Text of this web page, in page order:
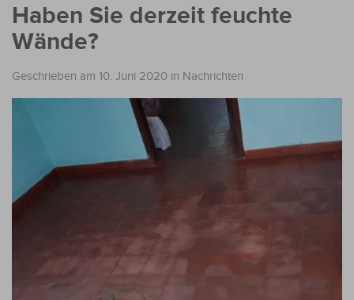
Haben Sie derzeit feuchte
Wände?
Geschrieben am 10. Juni 2020 in Nachrichten